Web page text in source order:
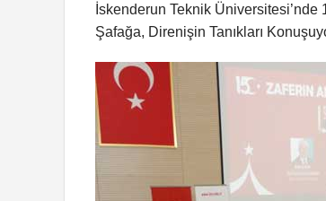
İskenderun Teknik
Şafağa, Direnişin Tanıkları